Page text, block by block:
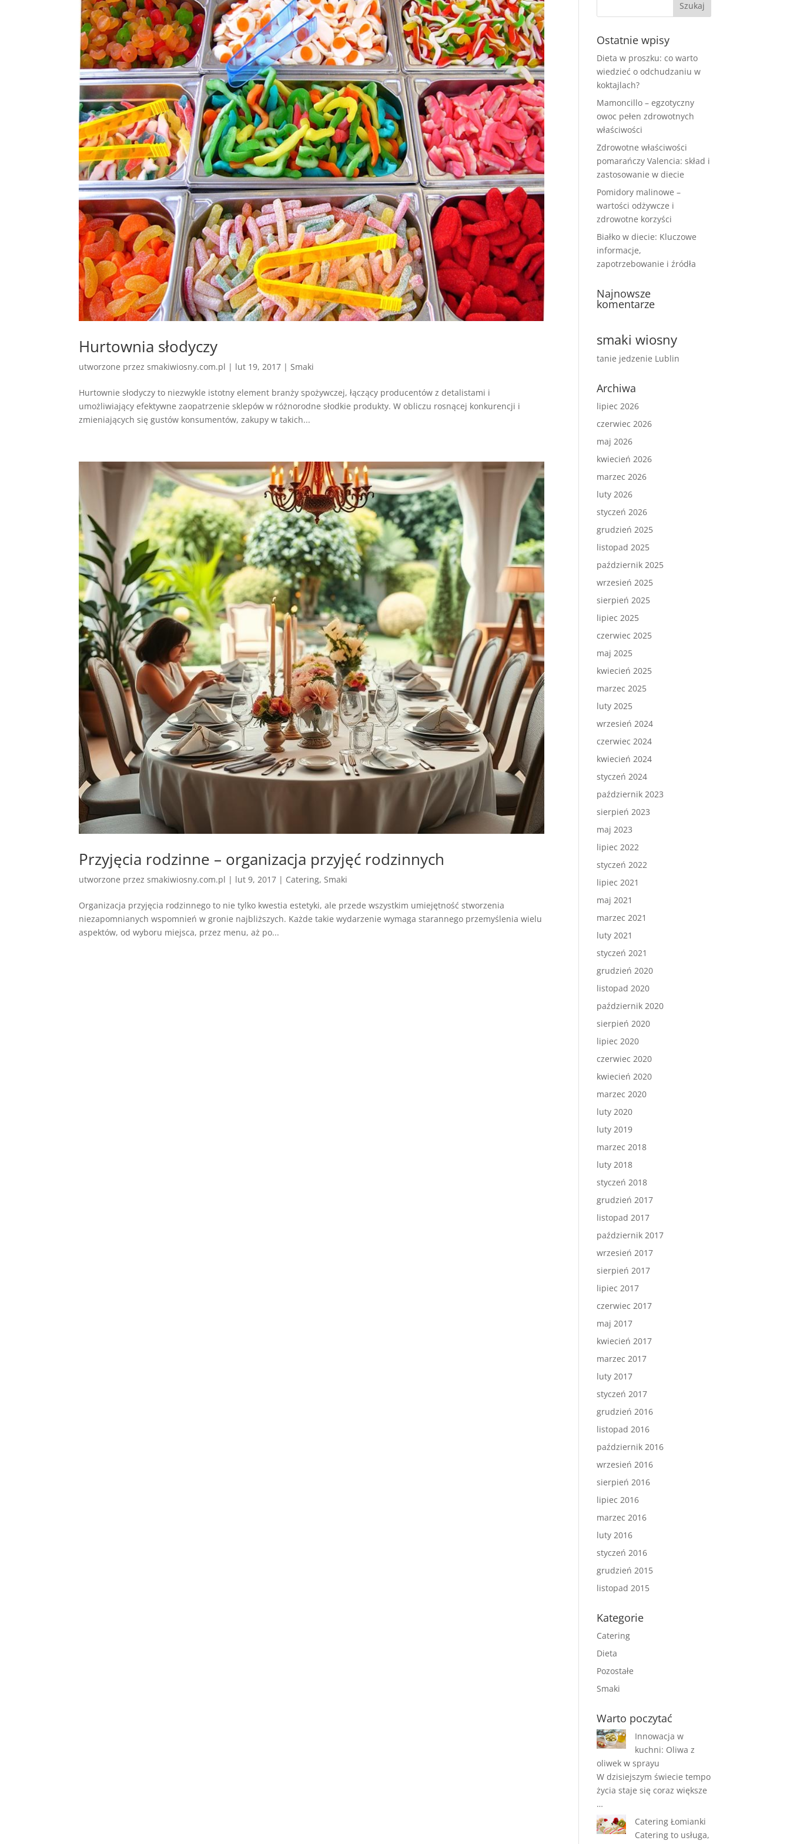
Hurtownia słodyczy
utworzone przezsmakiwiosny.com.pl | lut 19, 2017 | Smaki
Hurtownie słodyczy to niezwykle istotny element branży spożywczej, łączący producentów z detalistami i
umożliwiający efektywne zaopatrzenie sklepów w różnorodne słodkie produkty. W obliczu rosnącej konkurencji i
zmieniających się gustów konsumentów, zakupy w takich...
Przyjęcia rodzinne – organizacja przyjęć rodzinnych
utworzone przezsmakiwiosny.com.pl | lut 9, 2017 | Catering,Smaki
Organizacja przyjęcia rodzinnego to nie tylko kwestia estetyki, ale przede wszystkim umiejętność stworzenia
niezapomnianych wspomnień w gronie najbliższych. Każde takie wydarzenie wymaga starannego przemyślenia wielu
aspektów, od wyboru miejsca, przez menu, aż po...
Ostatnie wpisy
Dieta w proszku: co warto
wiedzieć o odchudzaniu w
koktajlach?
Mamoncillo – egzotyczny
owoc pełen zdrowotnych
właściwości
Zdrowotne właściwości
pomarańczy Valencia: skład i
zastosowanie w diecie
Pomidory malinowe –
wartości odżywcze i
zdrowotne korzyści
Białko w diecie: Kluczowe
informacje,
zapotrzebowanie i źródła
Najnowsze
komentarze
smaki wiosny
tanie jedzenie Lublin
Archiwa
lipiec 2026
czerwiec 2026
maj 2026
kwiecień 2026
marzec 2026
luty 2026
styczeń 2026
grudzień 2025
listopad 2025
październik 2025
wrzesień 2025
sierpień 2025
lipiec 2025
czerwiec 2025
maj 2025
kwiecień 2025
marzec 2025
luty 2025
wrzesień 2024
czerwiec 2024
kwiecień 2024
styczeń 2024
październik 2023
sierpień 2023
maj 2023
lipiec 2022
styczeń 2022
lipiec 2021
maj 2021
marzec 2021
luty 2021
styczeń 2021
grudzień 2020
listopad 2020
październik 2020
sierpień 2020
lipiec 2020
czerwiec 2020
kwiecień 2020
marzec 2020
luty 2020
luty 2019
marzec 2018
luty 2018
styczeń 2018
grudzień 2017
listopad 2017
październik 2017
wrzesień 2017
sierpień 2017
lipiec 2017
czerwiec 2017
maj 2017
kwiecień 2017
marzec 2017
luty 2017
styczeń 2017
grudzień 2016
listopad 2016
październik 2016
wrzesień 2016
sierpień 2016
lipiec 2016
marzec 2016
luty 2016
styczeń 2016
grudzień 2015
listopad 2015
Kategorie
Catering
Dieta
Pozostałe
Smaki
Warto poczytać
Innowacja w
kuchni: Oliwa z
oliwek w sprayu
W dzisiejszym świecie tempo
życia staje się coraz większe
…
Catering Łomianki
Catering to usługa,